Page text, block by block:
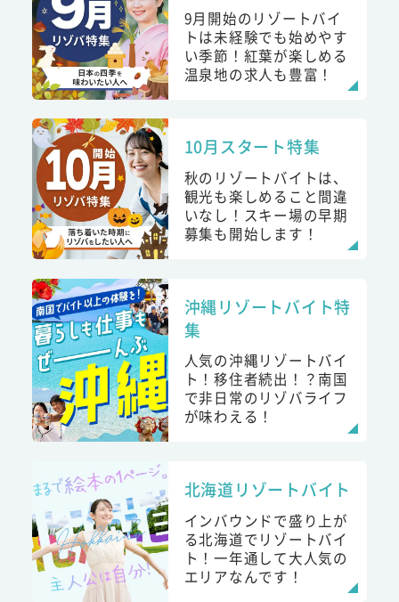
9月開始のリゾートバイ
トは未経験でも始めやす
い季節！紅葉が楽しめる
温泉地の求人も豊富！
10月スタート特集
秋のリゾートバイトは、
観光も楽しめること間違
いなし！スキー場の早期
募集も開始します！
沖縄リゾートバイト特
集
人気の沖縄リゾートバイ
ト！移住者続出！？南国
で非日常のリゾバライフ
が味わえる！
北海道リゾートバイト
インバウンドで盛り上が
る北海道でリゾートバイ
ト！一年通して大人気の
エリアなんです！